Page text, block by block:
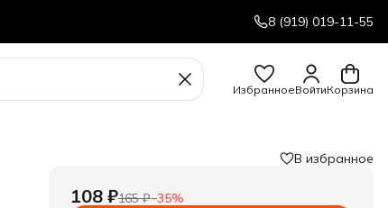
8 (919) 019-11-55
ИзбранноеВойтиКорзина
В избранное
108 ₽165 ₽−35%